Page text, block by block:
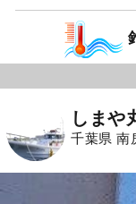
しまや
千葉県 南